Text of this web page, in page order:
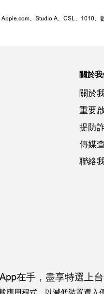
、Studio A、CSL、1010
關於我
關於
重要
提防
傳媒
聯絡
在手， 盡享特選上